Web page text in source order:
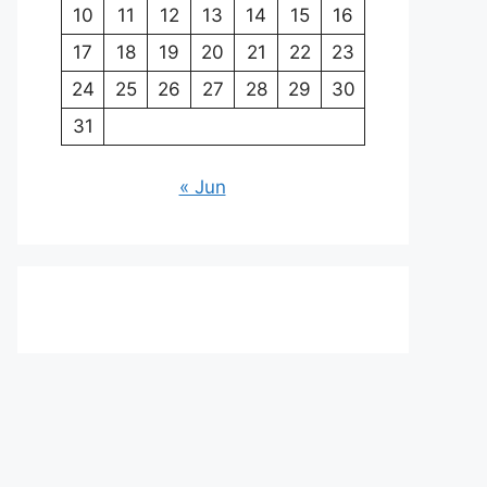
10 11 12 13 14 15
16
17
18 19 20 21 22
23
24
25 26 27 28 29
30
31
« Jun